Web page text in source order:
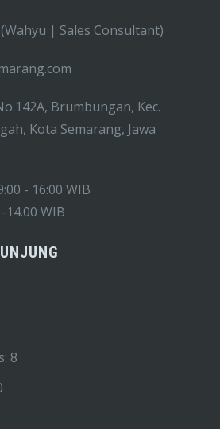
| Sales Consultant)
Brumbungan, Kec.
Kota Semarang, Jawa
- 16:00 WIB
14.00 WIB
8